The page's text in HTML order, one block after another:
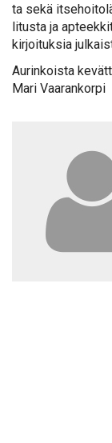
ta se­kä
li­tus­ta ja
kir­joi­tuk­sia
Au­rin­kois­ta
Ma­ri Vaa­ran­kor­pi